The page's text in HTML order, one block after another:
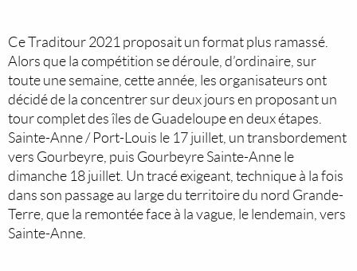
Ce Traditour 2021 proposait un format plus ramassé.
Alors que la compétition se déroule, d’ordinaire, sur
toute une semaine, cette année, les organisateurs ont
décidé de la concentrer sur deux jours en proposant un
tour complet des îles de Guadeloupe en deux étapes.
Sainte-Anne / Port-Louis le 17 juillet, un transbordement
vers Gourbeyre, puis Gourbeyre Sainte-Anne le
dimanche 18 juillet. Un tracé exigeant, technique à la fois
dans son passage au large du territoire du nord Grande-
Terre, que la remontée face à la vague, le lendemain, vers
Sainte-Anne.